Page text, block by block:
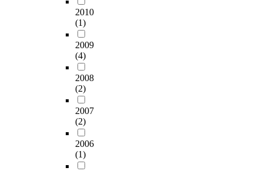
2010
(1)
2009
(4)
2008
(2)
2007
(2)
2006
(1)